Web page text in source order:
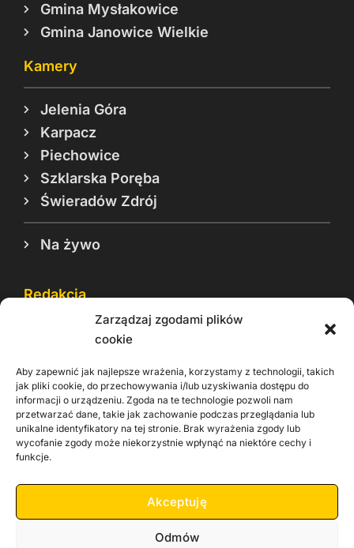
Zarządzaj zgodami plików
cookie
Aby zapewnić jak najlepsze wrażenia, korzystamy z technologii, takich
jak pliki cookie, do przechowywania i/lub uzyskiwania dostępu do
informacji o urządzeniu. Zgoda na te technologie pozwoli nam
przetwarzać dane, takie jak zachowanie podczas przeglądania lub
unikalne identyfikatory na tej stronie. Brak wyrażenia zgody lub
wycofanie zgody może niekorzystnie wpłynąć na niektóre cechy i
funkcje.
Akceptuję
Odmów
Gmina Mysłakowice
Gmina Janowice Wielkie
Kamery
Jelenia Góra
Karpacz
Piechowice
Szklarska Poręba
Świeradów Zdrój
Na żywo
Redakcja
Reklama
Rodo
Kontakt
Informacje dla